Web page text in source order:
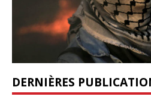
DERNIÈRES